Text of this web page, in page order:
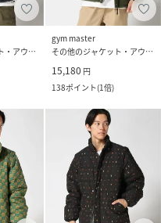
その他のジャケット・アウター
gym master
その他のジャケット・アウター
15,180 円
138ポイント(1倍)